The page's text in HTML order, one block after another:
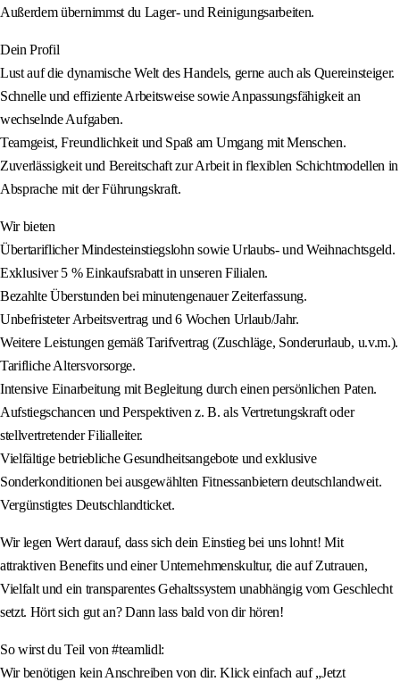
Außerdem übernimmst du Lager- und Reinigungsarbeiten.
Dein Profil
Lust auf die dynamische Welt des Handels, gerne auch als Quereinsteiger.
Schnelle und effiziente Arbeitsweise sowie Anpassungsfähigkeit an
wechselnde Aufgaben.
Teamgeist, Freundlichkeit und Spaß am Umgang mit Menschen.
Zuverlässigkeit und Bereitschaft zur Arbeit in flexiblen Schichtmodellen in
Absprache mit der Führungskraft.
Wir bieten
Übertariflicher Mindesteinstiegslohn sowie Urlaubs- und Weihnachtsgeld.
Exklusiver 5 % Einkaufsrabatt in unseren Filialen.
Bezahlte Überstunden bei minutengenauer Zeiterfassung.
Unbefristeter Arbeitsvertrag und 6 Wochen Urlaub/Jahr.
Weitere Leistungen gemäß Tarifvertrag (Zuschläge, Sonderurlaub, u.v.m.).
Tarifliche Altersvorsorge.
Intensive Einarbeitung mit Begleitung durch einen persönlichen Paten.
Aufstiegschancen und Perspektiven z. B. als Vertretungskraft oder
stellvertretender Filialleiter.
Vielfältige betriebliche Gesundheitsangebote und exklusive
Sonderkonditionen bei ausgewählten Fitnessanbietern deutschlandweit.
Vergünstigtes Deutschlandticket.
Wir legen Wert darauf, dass sich dein Einstieg bei uns lohnt! Mit
attraktiven Benefits und einer Unternehmenskultur, die auf Zutrauen,
Vielfalt und ein transparentes Gehaltssystem unabhängig vom Geschlecht
setzt. Hört sich gut an? Dann lass bald von dir hören!
So wirst du Teil von #teamlidl:
Wir benötigen kein Anschreiben von dir. Klick einfach auf „Jetzt